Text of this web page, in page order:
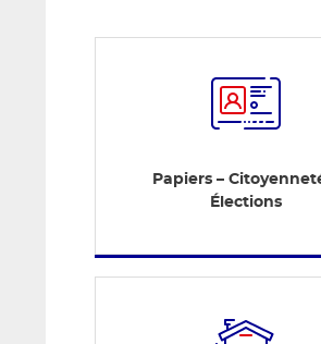
Papiers –
Élections